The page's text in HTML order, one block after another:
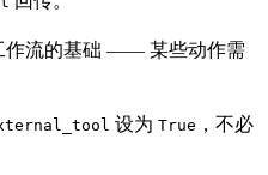
作流的基础 —— 某些动作需
设为 True ，不必